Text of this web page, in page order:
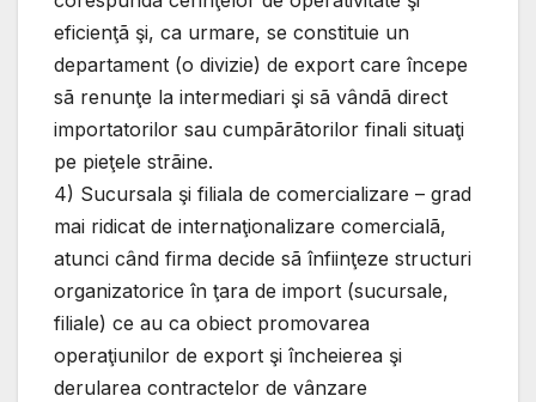
eficienţã şi, ca urmare, se constituie un
departament (o divizie) de export care începe
sã renunţe la intermediari şi sã vândã direct
importatorilor sau cumpãrãtorilor finali situaţi
pe pieţele strãine.
4) Sucursala şi filiala de comercializare – grad
mai ridicat de internaţionalizare comercialã,
atunci când firma decide sã înfiinţeze structuri
organizatorice în ţara de import (sucursale,
filiale) ce au ca obiect promovarea
operaţiunilor de export şi încheierea şi
derularea contractelor de vânzare